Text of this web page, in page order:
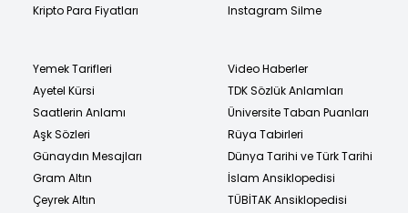
Kripto Para Fiyatları
Instagram Silme
Yemek Tarifleri
Ayetel Kürsi
Saatlerin Anlamı
Aşk Sözleri
Günaydın Mesajları
Gram Altın
Çeyrek Altın
Video Haberler
TDK Sözlük Anlamları
Üniversite Taban Puanları
Rüya Tabirleri
Dünya Tarihi ve Türk Tarihi
İslam Ansiklopedisi
TÜBİTAK Ansiklopedisi